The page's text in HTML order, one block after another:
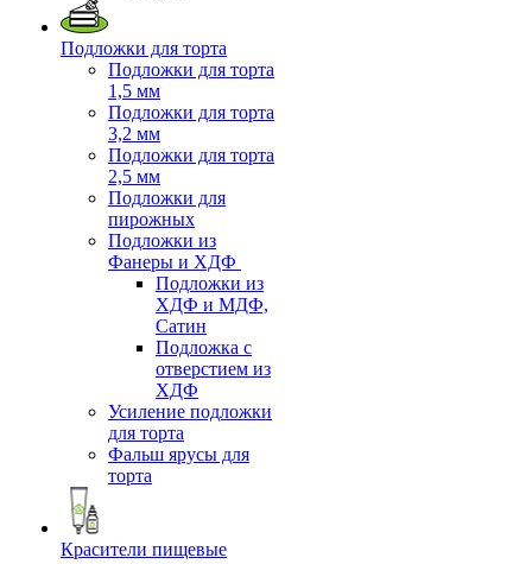
Подложки для торта
Подложки для торта
1,5 мм
Подложки для торта
3,2 мм
Подложки для торта
2,5 мм
Подложки для
пирожных
Подложки из
Фанеры и ХДФ
Подложки из
ХДФ и МДФ,
Сатин
Подложка с
отверстием из
ХДФ
Усиление подложки
для торта
Фальш ярусы для
торта
Красители пищевые